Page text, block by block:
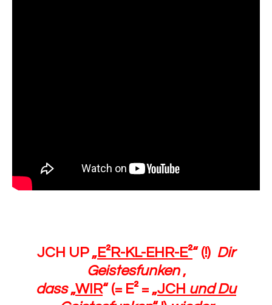
JCH UP „E²R-KL-EHR-E²“ (!) Dir
Geistesfunken ,
dass„WIR“ (= E² = „JCH und Du